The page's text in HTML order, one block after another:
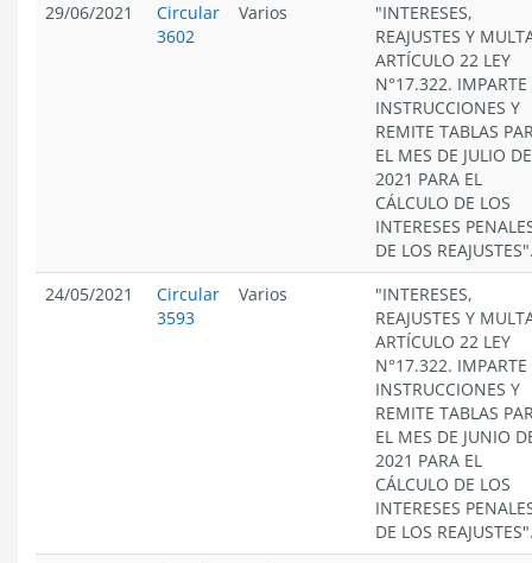
29/06/2021
Circular
3602
Varios
"INTERESES,
REAJUSTES Y
ARTÍCULO 22 LEY
N°17.322. IMPARTE
INSTRUCCIONES Y
REMITE TABLAS
EL MES DE JULIO DE
2021 PARA EL
CÁLCULO DE LOS
INTERESES
DE LOS
24/05/2021
Circular
3593
Varios
"INTERESES,
REAJUSTES Y
ARTÍCULO 22 LEY
N°17.322. IMPARTE
INSTRUCCIONES Y
REMITE TABLAS
EL MES DE JUNIO
2021 PARA EL
CÁLCULO DE LOS
INTERESES
DE LOS